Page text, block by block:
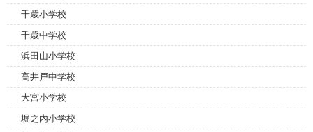
千歳小学校
千歳中学校
浜田山小学校
高井戸中学校
大宮小学校
堀之内小学校